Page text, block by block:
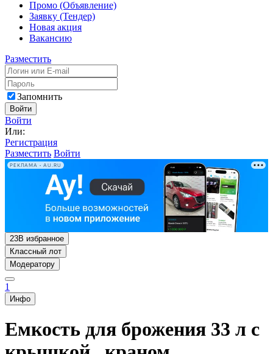
Промо (Объявление)
Заявку (Тендер)
Новая акция
Вакансию
Разместить
Запомнить
Войти
Войти
Или:
Регистрация
Разместить Войти
РЕКЛАМА • AU.RU
23В избранное
Классный лот
Модератору
1
Инфо
Емкость для брожения 33 л с